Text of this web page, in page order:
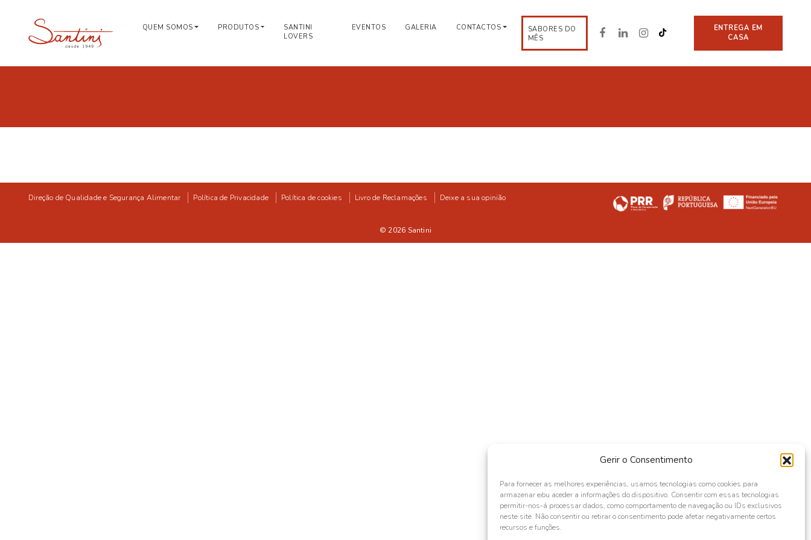
Gerir o Consentimento
Para fornecer as melhores experiências, usamos tecnologias como cookies para
armazenar e/ou aceder a informações do dispositivo. Consentir com essas tecnologias
permitir-nos-á processar dados, como comportamento de navegação ou IDs exclusivos
neste site. Não consentir ou retirar o consentimento pode afetar negativamente certos
recursos e funções.
QUEM SOMOS PRODUTOS
SANTINI
LOVERS
EVENTOS GALERIA CONTACTOS
SABORES DO
MÊS
ENTREGA EM
CASA
Direção de Qualidade e Segurança Alimentar Política de Privacidade Política de cookies Livro de Reclamações Deixe a sua opinião
© 2026 Santini